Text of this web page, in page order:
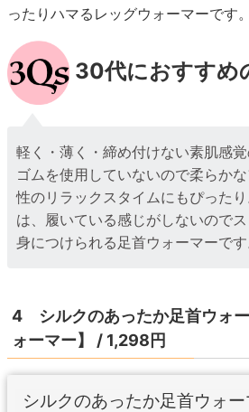
ったりハマるレッグウォーマーです。
30代におすすめ
軽く・薄く・締め付けない素肌感覚
ゴムを使用していないので柔らか
性のリラックスタイムにもぴった
は、履いている感じがしないので
身につけられる足首ウォーマーです
4 シルクのあったか足首ウォ
ォーマー】 / 1,298円
シルクのあったか足首ウォ